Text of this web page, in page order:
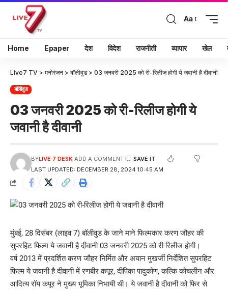
Aa
Home Epaper देश विदेश राजनीती व्यापार खेल
Live7 TV > मनोरंजन > बॉलीवुड> 03 जनवरी 2025 को री-रिलीज होगी ये जवानी है दीवानी
बॉलीवुड
03 जनवरी 2025 को री-रिलीज होगी ये
जवानी है दीवानी
LAST UPDATED: DECEMBER 28, 2024 10:45 AM
BYLIVE 7 DESK ADD A COMMENT
मुंबई, 28 दिसंबर (लाइव 7) बॉलीवुड के जाने माने फिल्मकार करण जौहर की
सुपरहिट फिल्म ये जवानी है दीवानी 03 जनवरी 2025 को री-रिलीज होगी।
वर्ष 2013 में प्रदर्शित करण जौहर निर्मित और अयान मुखर्जी निर्देशित सुपरहिट
फिल्म ये जवानी है दीवानी में रणबीर कपूर, दीपिका पादुकोण, कल्कि कोचलीन और
आदित्य रॉय कपूर ने मुख्य भूमिका निभायी थी। ये जवानी है दीवानी को फिर से